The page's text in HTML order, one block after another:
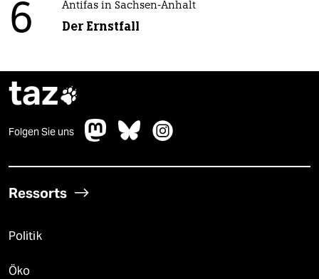
6 Antifas in Sachsen-Anhalt
Der Ernstfall
taz
Folgen Sie uns
Ressorts
Politik
Öko